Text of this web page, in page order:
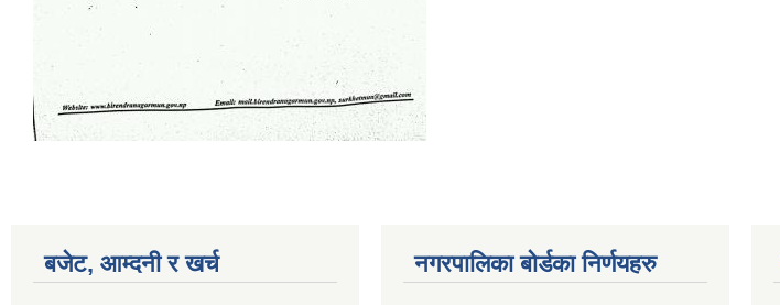
बजेट, आम्दनी र खर्च नगरपालिका बोर्डका निर्णयहरु